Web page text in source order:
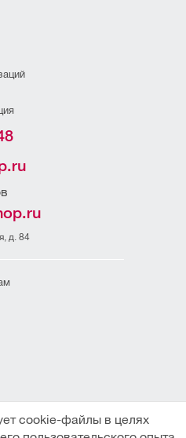
д. 84
cookie-файлы в целях